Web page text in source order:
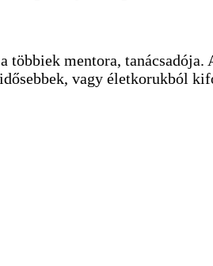
többiek mentora,
vagy életkorukból